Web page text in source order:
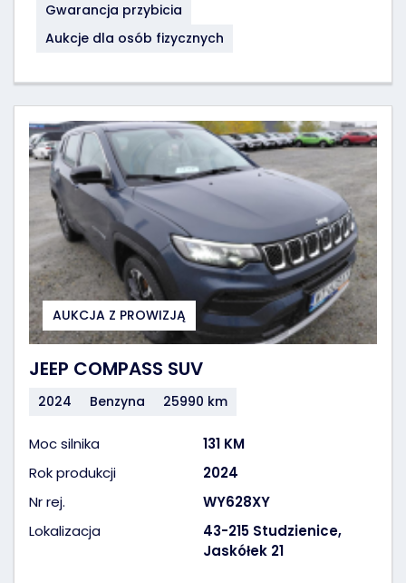
Gwarancja przybicia
Aukcje dla osób fizycznych
AUKCJA Z PROWIZJĄ
JEEP COMPASS SUV
2024 Benzyna 25990 km
Moc silnika
131 KM
Rok produkcji
2024
Nr rej.
WY628XY
Lokalizacja
43-215 Studzienice,
Jaskółek 21